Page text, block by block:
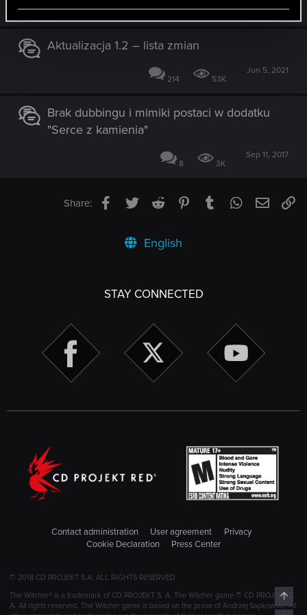
1 5K
Aktualizacja 1.2 – lista zmian
214 53K
Jun 5, 2021
Brak dubbingu i mimiki postaci w dodatku
"Serce z kamienia"
8 3K
Sep 11, 2017
Share: Facebook
TwitterReddit PinterestTumblrWhatsApp
Email
English
STAY CONNECTED
Contact administration User agreement
Privacy
Cookie Declaration
Press Center
© 2018 CD PROJEKT S.A. ALL RIGHTS RESERVED
The Witcher® is a trademark of CD PROJEKT S. A. The Witcher game © CD PROJEKT S.
A. All rights reserved. The Witcher game is based on the prose of Andrzej Sapkowski. All
Top